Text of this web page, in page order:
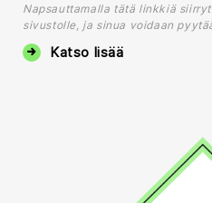
Napsauttamalla tätä linkkiä
sivustolle, ja sinua voidaan
Katso lisää